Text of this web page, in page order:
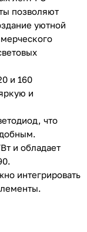
позволяют
уютной
и 160
и
что
и обладает
интегрировать